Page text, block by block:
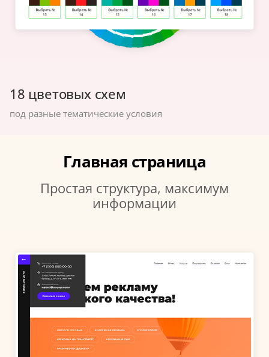
18 цветовых схем
под разные тематические условия
Главная страница
Простая структура, максимум
информации